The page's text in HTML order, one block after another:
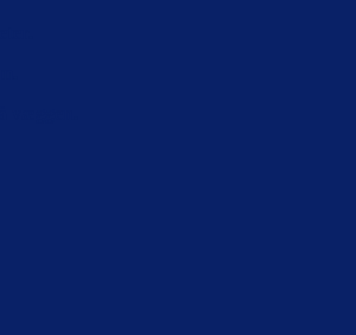
væggen.